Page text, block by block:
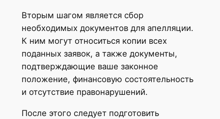
Вторым шагом является сбор
необходимых документов для апелляции.
К ним могут относиться копии всех
поданных заявок, а также документы,
подтверждающие ваше законное
положение, финансовую состоятельность
и отсутствие правонарушений.
После этого следует подготовить